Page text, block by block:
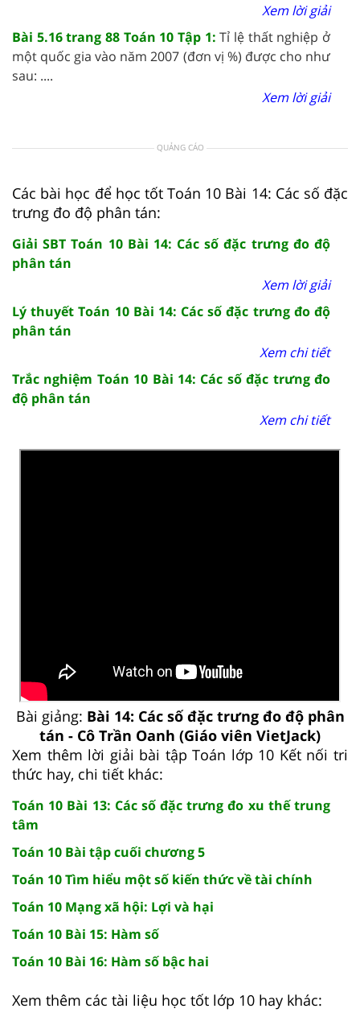
Xem lời giải
Bài 5.16 trang 88 Toán 10 Tập 1: Tỉ lệ thất nghiệp ở
một quốc gia vào năm 2007 (đơn vị %) được cho như
sau: ....
Xem lời giải
QUẢNG CÁO
Các bài học để học tốt Toán 10 Bài 14: Các số đặc
trưng đo độ phân tán:
Giải SBT Toán 10 Bài 14: Các số đặc trưng đo độ
phân tán
Xem lời giải
Lý thuyết Toán 10 Bài 14: Các số đặc trưng đo độ
phân tán
Xem chi tiết
Trắc nghiệm Toán 10 Bài 14: Các số đặc trưng đo
độ phân tán
Xem chi tiết
Bài giảng: Bài 14: Các số đặc trưng đo độ phân
tán - Cô Trần Oanh (Giáo viên VietJack)
Xem thêm lời giải bài tập Toán lớp 10 Kết nối tri
thức hay, chi tiết khác:
Toán 10 Bài 13: Các số đặc trưng đo xu thế trung
tâm
Toán 10 Bài tập cuối chương 5
Toán 10 Tìm hiểu một số kiến thức về tài chính
Toán 10 Mạng xã hội: Lợi và hại
Toán 10 Bài 15: Hàm số
Toán 10 Bài 16: Hàm số bậc hai
Xem thêm các tài liệu học tốt lớp 10 hay khác: